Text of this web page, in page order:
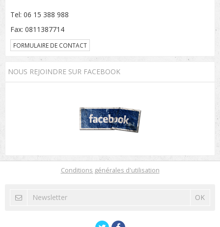
Tel: 06 15 388 988
Fax: 0811387714
FORMULAIRE DE CONTACT
NOUS REJOINDRE SUR FACEBOOK
Conditions générales d'utilisation